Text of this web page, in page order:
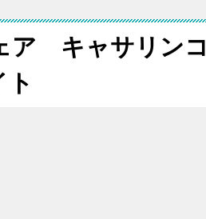
ア キャサリンコ